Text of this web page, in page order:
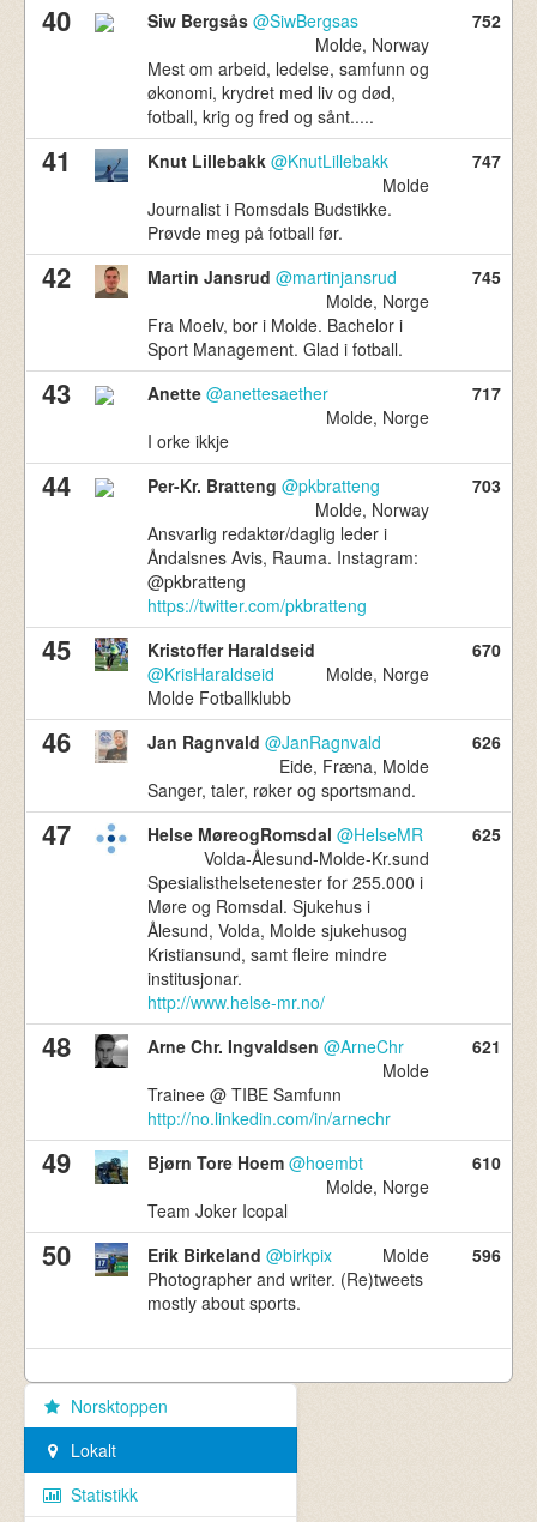
40 Siw Bergsås @SiwBergsas
Molde, Norway
Mest om arbeid, ledelse, samfunn og
økonomi, krydret med liv og død,
fotball, krig og fred og sånt.....
752
41 Knut Lillebakk @KnutLillebakk
Molde
Journalist i Romsdals Budstikke.
Prøvde meg på fotball før.
747
42 Martin Jansrud @martinjansrud
Molde, Norge
Fra Moelv, bor i Molde. Bachelor i
Sport Management. Glad i fotball.
745
43 Anette @anettesaether
Molde, Norge
I orke ikkje
717
44 Per-Kr. Bratteng @pkbratteng
Molde, Norway
Ansvarlig redaktør/daglig leder i
Åndalsnes Avis, Rauma. Instagram:
@pkbratteng
https://twitter.com/pkbratteng
703
45
Kristoffer Haraldseid
@KrisHaraldseid
Molde, Norge
Molde Fotballklubb
670
46 Jan Ragnvald @JanRagnvald
Eide, Fræna, Molde
Sanger, taler, røker og sportsmand.
626
47 Helse MøreogRomsdal @HelseMR
Volda-Ålesund-Molde-Kr.sund
Spesialisthelsetenester for 255.000 i
Møre og Romsdal. Sjukehus i
Ålesund, Volda, Molde sjukehusog
Kristiansund, samt fleire mindre
institusjonar.
http://www.helse-mr.no/
625
48 Arne Chr. Ingvaldsen @ArneChr
Molde
Trainee @ TIBE Samfunn
http://no.linkedin.com/in/arnechr
621
49 Bjørn Tore Hoem @hoembt
Molde, Norge
Team Joker Icopal
610
50 Erik Birkeland @birkpix
Molde
Photographer and writer. (Re)tweets
mostly about sports.
596
Norsktoppen
Lokalt
Statistikk